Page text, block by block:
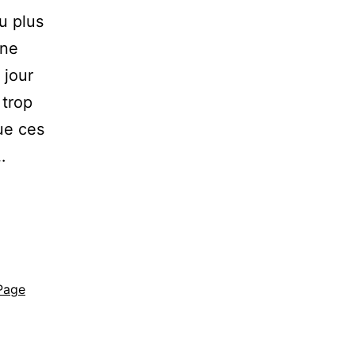
plus
jour
ces